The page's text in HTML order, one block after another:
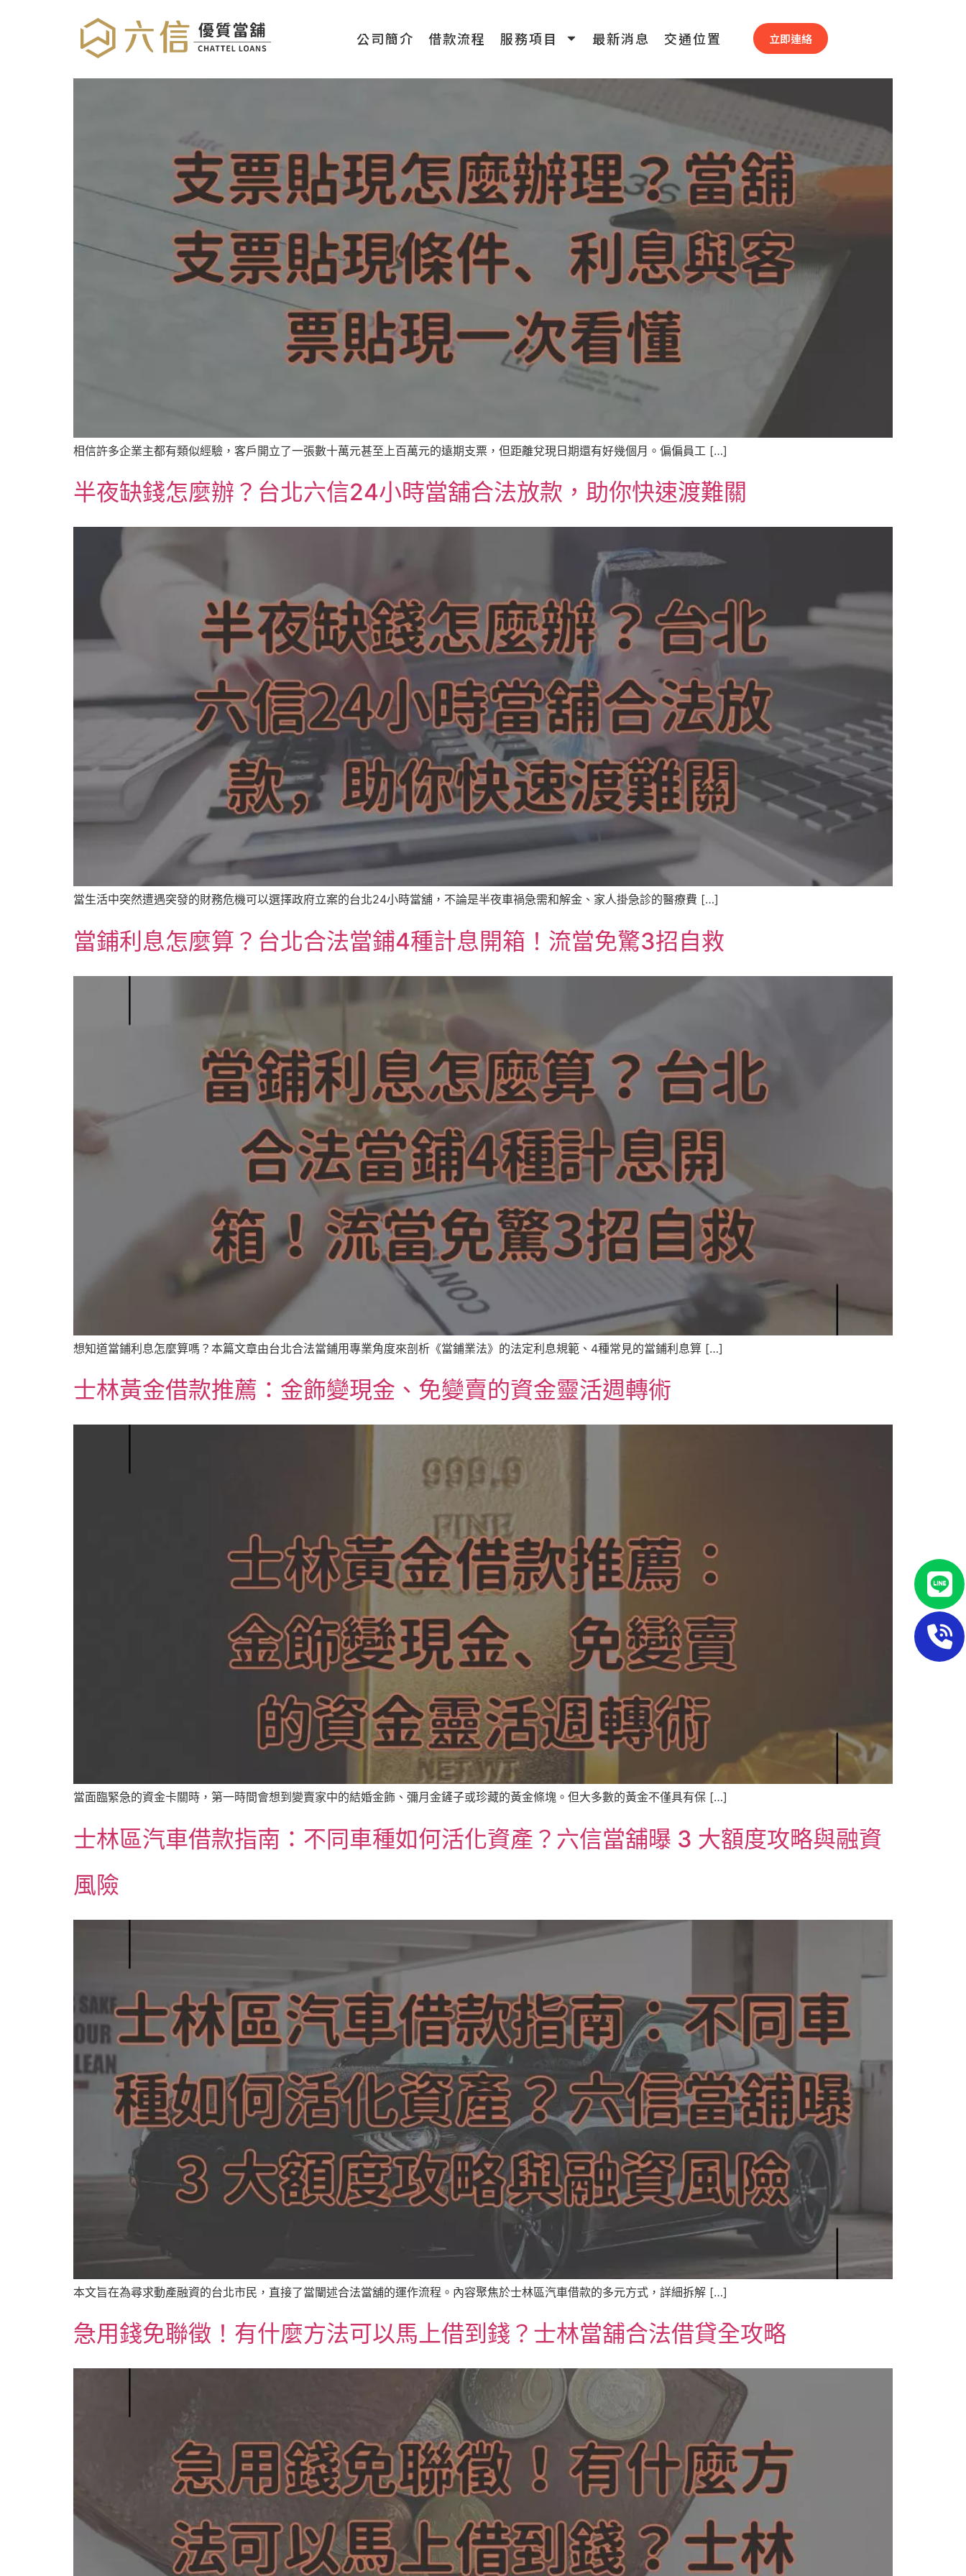
公司簡介 借款流程 服務項目 最新消息 交通位置 立即連絡
支票貼現怎麼辦理？當舖支票貼現條件、利息與客票貼現一次看懂
相信許多企業主都有類似經驗，客戶開立了一張數十萬元甚至上百萬元的遠期支票，但距離兌現日期還有好幾個月。偏偏員工 […]
半夜缺錢怎麼辦？台北六信24小時當舖合法放款，助你快速渡難關
當生活中突然遭遇突發的財務危機可以選擇政府立案的台北24小時當舖，不論是半夜車禍急需和解金、家人掛急診的醫療費 […]
當鋪利息怎麼算？台北合法當鋪4種計息開箱！流當免驚3招自救
想知道當鋪利息怎麼算嗎？本篇文章由台北合法當鋪用專業角度來剖析《當鋪業法》的法定利息規範、4種常見的當鋪利息算 […]
士林黃金借款推薦：金飾變現金、免變賣的資金靈活週轉術
當面臨緊急的資金卡關時，第一時間會想到變賣家中的結婚金飾、彌月金鏟子或珍藏的黃金條塊。但大多數的黃金不僅具有保 […]
士林區汽車借款指南：不同車種如何活化資產？六信當舖曝 3 大額度攻略與融資
風險
本文旨在為尋求動產融資的台北市民，直接了當闡述合法當舖的運作流程。內容聚焦於士林區汽車借款的多元方式，詳細拆解 […]
急用錢免聯徵！有什麼方法可以馬上借到錢？士林當舖合法借貸全攻略